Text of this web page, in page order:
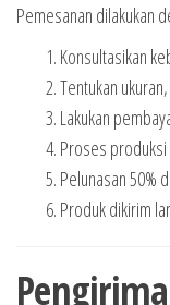
Pemesanan dilakukan
Konsultasikan
Tentukan
Lakukan
Proses
Pelunasan 50%
Produk dikirim